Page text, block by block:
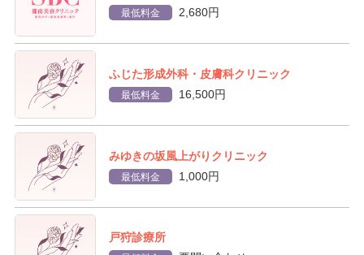
最低料金 2,680円
ふじた形成外科・皮膚科クリニック
最低料金 16,500円
みゆきの坂風上がりクリニック
最低料金 1,000円
戸狩診療所